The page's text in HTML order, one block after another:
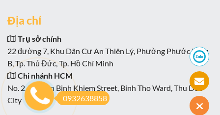
Địa chỉ
Trụ sở chính
22 đường 7, Khu Dân Cư An Thiên Lý, Phường Phước Long
B, Tp. Thủ Đức, Tp. Hồ Chí Minh
Chi nhánh HCM
No. 2, Nguyen Binh Khiem Street, Binh Tho Ward, Thu Duc
City
0932638858